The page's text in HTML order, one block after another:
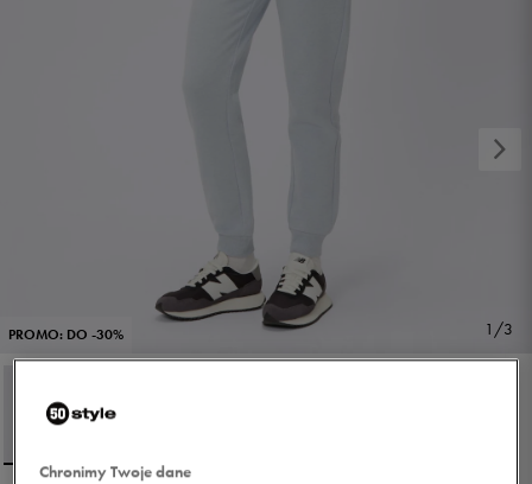
PROMO: DO -30% 1/3
Chronimy Twoje dane